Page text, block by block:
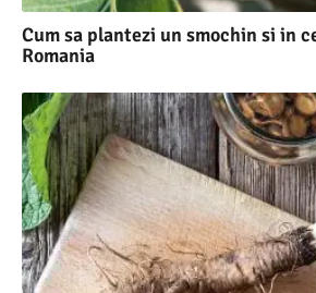
Cum sa plantezi un smochin si in
Romania